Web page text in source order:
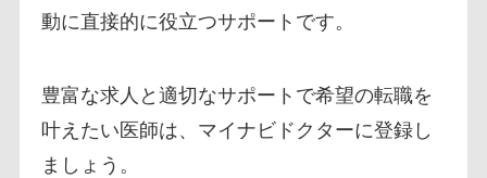
動に直接的に役立つサポートです。
豊富な求人と適切なサポートで希望の転職を
叶えたい医師は、マイナビドクターに登録し
ましょう。